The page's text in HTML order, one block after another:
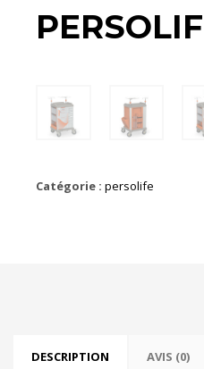
Catégorie : persolife
DESCRIPTION AVIS (0)